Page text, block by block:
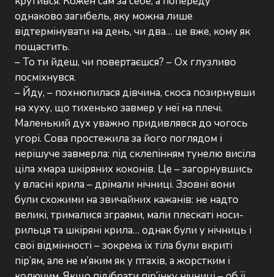
однаково загибель, яку можна лише
відтермінувати на день, чи два… це вже, кому як
пощастить.
– То ти йдеш, чи повертаєшся? – Ох глузливо
посміхнувся.
– Йду, – похнюпилася дівчина, скоса позирнувши
на хуху, що тихенько завмер у неї на плечі.
Маленький дух уважно придивлявся до чогось
угорі. Сова простежила за його поглядом і
нерішуче завмерла: під склепінням тунелю висіла
ціла хмара шкіряних коконів. Це – загорнувшись
у власні крила – дрімали нічниці. Ззовні вони
були схожими на звичайних кажанів: не надто
великі, трималися зграями, мали плескаті носи-
рильця та шкіряні крила… однак були у нічниць і
свої відмінності – зокрема їх тіла були вкриті
пір’ям, але не м’яким як у птахів, а жорстким і